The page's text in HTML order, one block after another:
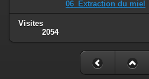
06_Extraction du miel
Visites
2054